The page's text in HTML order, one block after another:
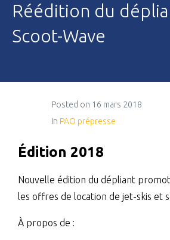
Réédition du
Scoot-Wave
Posted on 16 mars 2018
In PAO prépresse
Édition 2018
Nouvelle édition du dépliant
les offres de location de jet-skis et
À propos de :